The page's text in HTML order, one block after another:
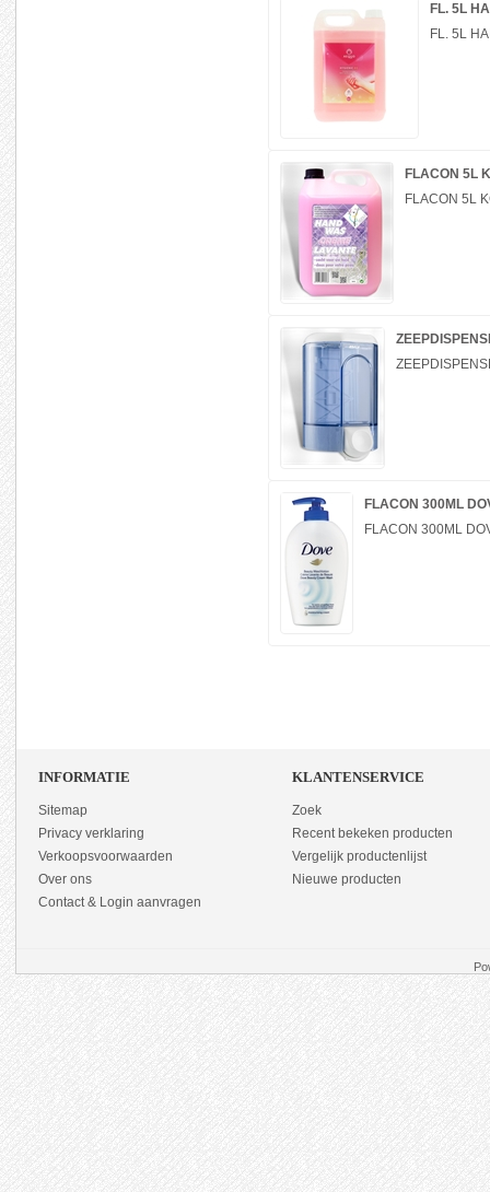
FL. 5L
FL. 5L
FLACON 5L
FLACON 5L
FLACON 300ML
FLACON 300ML
INFORMATIE
Sitemap
Privacy verklaring
Verkoopsvoorwaarden
Over ons
Contact & Login aanvragen
KLANTENSERVICE
Zoek
Recent bekeken producten
Vergelijk productenlijst
Nieuwe producten